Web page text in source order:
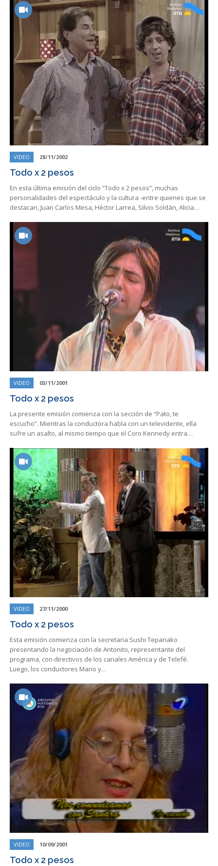
VIDEO 28/11/2002
Todo x 2 pesos
En esta última emisión del ciclo “Todo x 2 pesos”, muchas
personalidades del espectáculo y la cultura -entre quienes que se
destacan, Juan Carlos Mesa, Héctor Larrea, Silvio Soldán, Alicia…
VIDEO 03/11/2001
Todo x 2 pesos
La presente emisión comienza con la sección de “Pato, te
escucho”. Mientras la conductora habla con un televidente, ella
sufre un asalto, al mismo tiempo que el Coro Kennedy entra…
VIDEO 27/11/2000
Todo x 2 pesos
Esta emisión comienza con la secretaria Sushi Tepanako
presentando la negociación de Antonito, representante del
programa, con directivos de los canales América y de Telefé.
Luego, los conductores Mario y…
VIDEO 10/09/2001
Todo x 2 pesos